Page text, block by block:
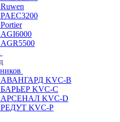
АВАНГАРД KVC-B
БАРЬЕР KVC-C
АРСЕНАЛ KVC-D
РЕДУТ KVC-P